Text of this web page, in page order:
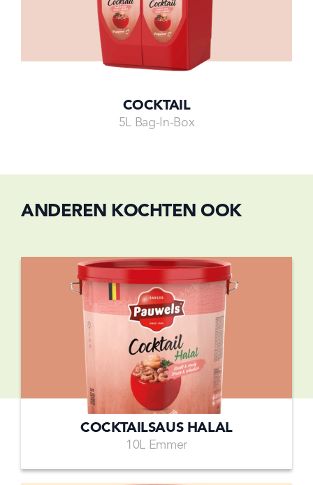
COCKTAIL
5L Bag-In-Box
ANDEREN KOCHTEN OOK
COCKTAILSAUS HALAL
10L Emmer